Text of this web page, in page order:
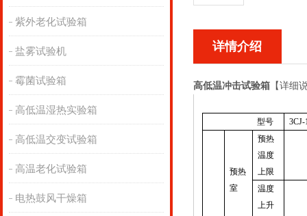
紫外老化试验箱
盐雾试验机
霉菌试验箱
高低温湿热实验箱
高低温交变试验箱
高温老化试验箱
电热鼓风干燥箱
详情介绍
高低温冲击试验箱 【详细
型号 3CJ-
预热
室
预热
温度
上限
温度
上升